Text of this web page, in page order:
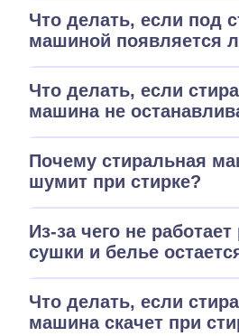
Что делать, если под
машиной появляется
Что делать, если
машина не
Почему стиральная
шумит при стирке?
Из-за чего не
сушки и белье
Что делать, если
машина скачет при